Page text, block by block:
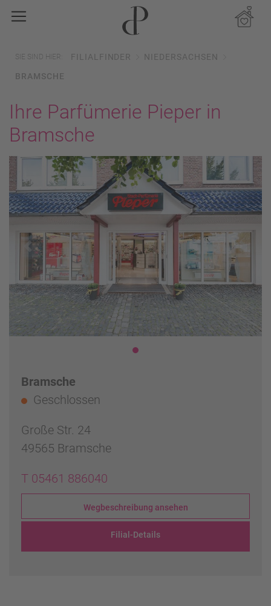
SIE SIND HIER: FILIALFINDER
NIEDERSACHSEN
BRAMSCHE
Ihre Parfümerie Pieper in
Bramsche
Previous Next
Bramsche
Geschlossen
Große Str. 24
49565 Bramsche
T 05461 886040
Wegbeschreibung ansehen
Filial-Details